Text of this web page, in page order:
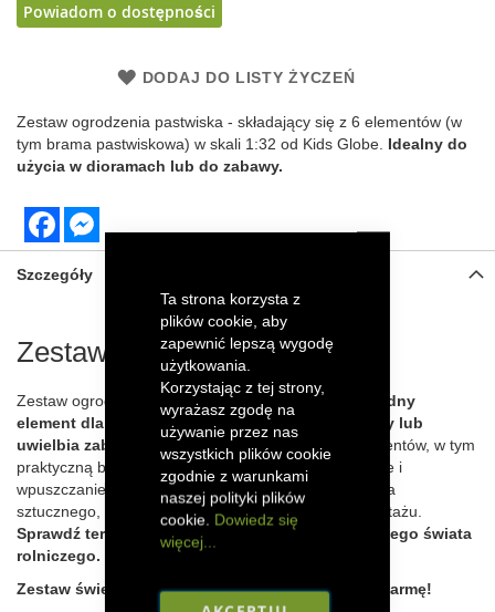
Ta strona korzysta z
plików cookie, aby
zapewnić lepszą wygodę
użytkowania.
Korzystając z tej strony,
wyrażasz zgodę na
używanie przez nas
wszystkich plików cookie
zgodnie z warunkami
naszej polityki plików
cookie. Dowiedz się
więcej...
Powiadom o dostępności
DODAJ DO LISTY ŻYCZEŃ
Zestaw ogrodzenia pastwiska - składający się z 6 elementów (w
tym brama pastwiskowa) w skali 1:32 od Kids Globe. Idealny do
użycia w dioramach lub do zabawy.
Facebook
Szczegóły
Zestaw ogrodzenia pastwiska
Zestaw ogrodzenia z bramą od Kids Globe to
niezbędny
element dla każdego, kto buduje dioramy, makiety lub
uwielbia zabawy na farmie . Zestaw zawiera 6 elementów, w tym
praktyczną bramę, co pozwala na łatwe wypuszczanie i
wpuszczanie zwierząt. Wykonany z trwałego tworzywa
sztucznego, ten model jest realistyczny i łatwy w montażu.
Sprawdź teraz, aby dodać autentyczność do swojego świata
rolniczego.
Zestaw świetnie pasuje do makiet. Stwórz swoją farmę!